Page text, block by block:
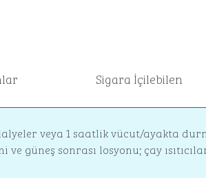
Sigara İçilebilen
veya 1 saatlik vücut/ayakta
güneş sonrası losyonu; çay